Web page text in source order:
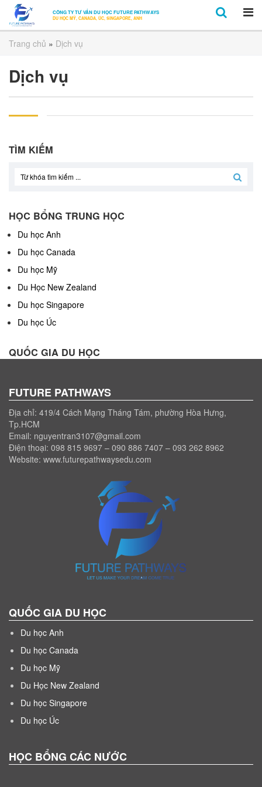
CÔNG TY TƯ VẤN DU HỌC FUTURE PATHWAYS
DU HỌC MỸ, CANADA, ÚC, SINGAPORE, ANH
Trang chủ » Dịch vụ
Dịch vụ
TÌM KIẾM
HỌC BỔNG TRUNG HỌC
Du học Anh
Du học Canada
Du học Mỹ
Du Học New Zealand
Du học Singapore
Du học Úc
QUỐC GIA DU HỌC
FUTURE PATHWAYS
Địa chỉ: 419/4 Cách Mạng Tháng Tám, phường Hòa Hưng,
Tp.HCM
Email: nguyentran3107@gmail.com
Điện thoại: 098 815 9697 – 090 886 7407 – 093 262 8962
Website: www.futurepathwaysedu.com
QUỐC GIA DU HỌC
Du học Anh
Du học Canada
Du học Mỹ
Du Học New Zealand
Du học Singapore
Du học Úc
HỌC BỔNG CÁC NƯỚC